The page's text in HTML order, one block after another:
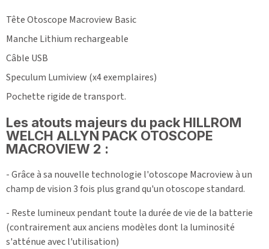
Tête Otoscope Macroview Basic
Manche Lithium rechargeable
Câble USB
Speculum Lumiview (x4 exemplaires)
Pochette rigide de transport.
Les atouts majeurs du pack HILLROM
WELCH ALLYN PACK OTOSCOPE
MACROVIEW 2 :
- Grâce à sa nouvelle technologie l'otoscope Macroview à un
champ de vision 3 fois plus grand qu'un otoscope standard.
- Reste lumineux pendant toute la durée de vie de la batterie
(contrairement aux anciens modèles dont la luminosité
s'atténue avec l'utilisation)